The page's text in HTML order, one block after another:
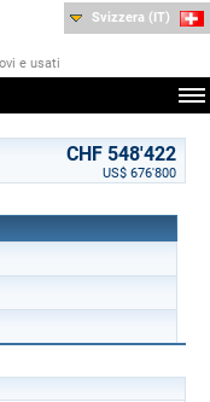
e usati
Svizzera (IT)
CHF 548'422
US$ 676'800